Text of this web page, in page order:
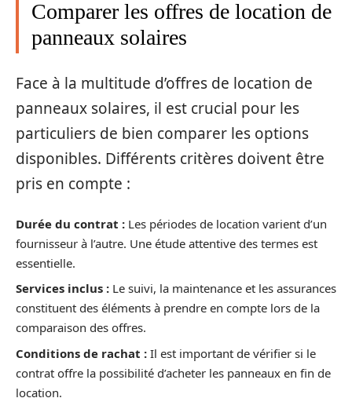
Comparer les offres de location de
panneaux solaires
Face à la multitude d’offres de location de
panneaux solaires, il est crucial pour les
particuliers de bien comparer les options
disponibles. Différents critères doivent être
pris en compte :
Durée du contrat : Les périodes de location varient d’un
fournisseur à l’autre. Une étude attentive des termes est
essentielle.
Services inclus : Le suivi, la maintenance et les assurances
constituent des éléments à prendre en compte lors de la
comparaison des offres.
Conditions de rachat : Il est important de vérifier si le
contrat offre la possibilité d’acheter les panneaux en fin de
location.